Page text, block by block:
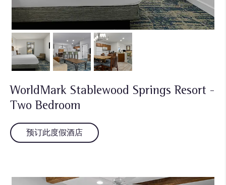
WorldMark Stablewood Springs Resort -
Two Bedroom
预订此度假酒店